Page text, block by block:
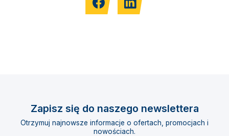
Zapisz się do naszego newslettera
Otrzymuj najnowsze informacje o ofertach, promocjach i
nowościach.